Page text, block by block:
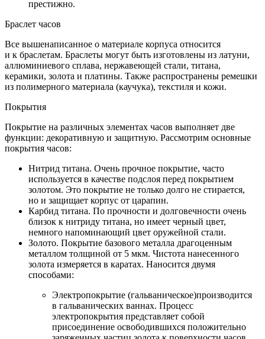
престижно.
Браслет часов
Все вышенаписанное о материале корпуса относится
и к браслетам. Браслеты могут быть изготовлены из латуни,
аллюминиевого сплава, нержавеющей стали, титана,
керамики, золота и платины. Также распространены ремешки
из полимерного материала (каучука), текстиля и кожи.
Покрытия
Покрытие на различных элементах часов выполняет две
функции: декоративную и защитную. Рассмотрим основные
покрытия часов:
Нитрид титана. Очень прочное покрытие, часто
используется в качестве подслоя перед покрытием
золотом. Это покрытие не только долго не стирается,
но и защищает корпус от царапин.
Карбид титана. По прочности и долговечности очень
близок к нитриду титана, но имеет черный цвет,
немного напоминающий цвет оружейной стали.
Золото. Покрытие базового металла драгоценным
металлом толщиной от 5 мкм. Чистота нанесенного
золота измеряется в каратах. Наносится двумя
способами:
Электропокрытие (гальваническое)производится
в гальванических ваннах. Процесс
электропокрытия представляет собой
присоединение освободившихся положительно